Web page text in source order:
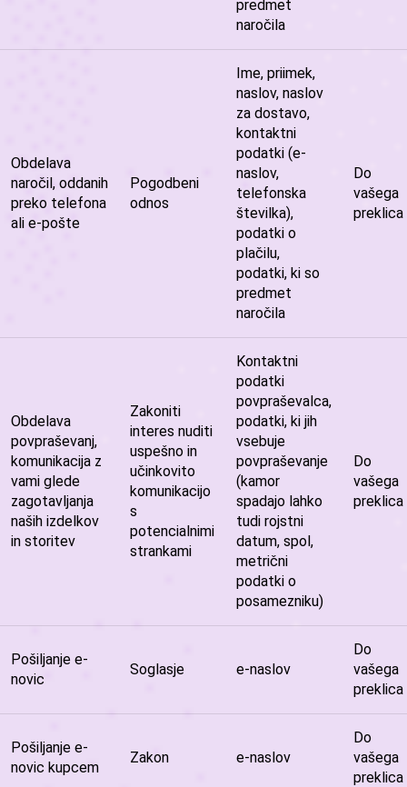
predmet
naročila
Obdelava
naročil, oddanih
preko telefona
ali e-pošte
Pogodbeni
odnos
Ime, priimek,
naslov, naslov
za dostavo,
kontaktni
podatki (e-
naslov,
telefonska
številka),
podatki o
plačilu,
podatki, ki so
predmet
naročila
Do
vašega
preklica
Obdelava
povpraševanj,
komunikacija z
vami glede
zagotavljanja
naših izdelkov
in storitev
Zakoniti
interes nuditi
uspešno in
učinkovito
komunikacijo
s
potencialnimi
strankami
Kontaktni
podatki
povpraševalca,
podatki, ki jih
vsebuje
povpraševanje
(kamor
spadajo lahko
tudi rojstni
datum, spol,
metrični
podatki o
posamezniku)
Do
vašega
preklica
Pošiljanje e-
novic
Soglasje e-naslov
Do
vašega
preklica
Pošiljanje e-
novic kupcem
Zakon e-naslov
Do
vašega
preklica